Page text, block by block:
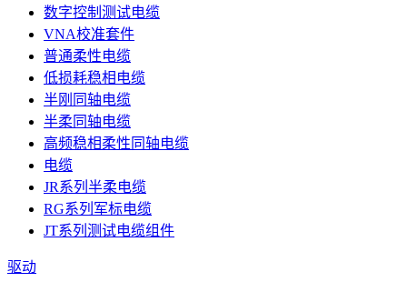
数字控制测试电缆
VNA校准套件
普通柔性电缆
低损耗稳相电缆
半刚同轴电缆
半柔同轴电缆
高频稳相柔性同轴电缆
电缆
JR系列半柔电缆
RG系列军标电缆
JT系列测试电缆组件
驱动